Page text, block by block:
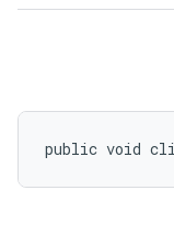
public void